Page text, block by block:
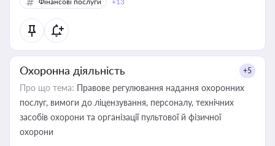
Охоронна діяльність +5
Про що тема: Правове регулювання надання охоронних
послуг, вимоги до ліцензування, персоналу, технічних
засобів охорони та організації пультової й фізичної
охорони